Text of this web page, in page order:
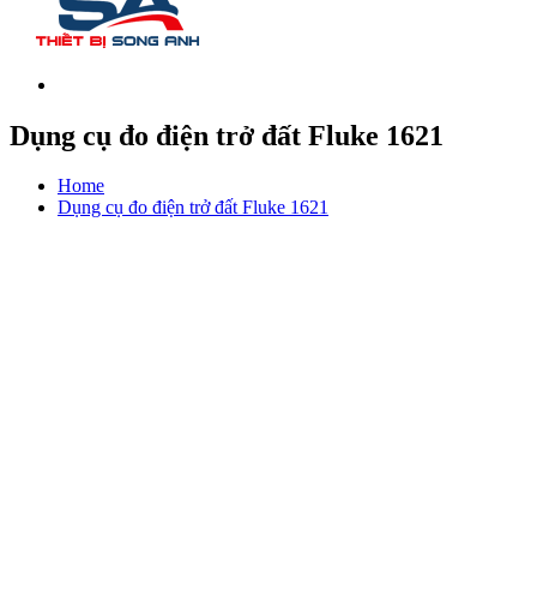
Dụng cụ đo điện trở đất Fluke 1621
Home
Dụng cụ đo điện trở đất Fluke 1621